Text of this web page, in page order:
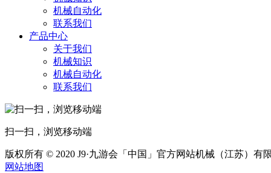
机械自动化
联系我们
产品中心
关于我们
机械知识
机械自动化
联系我们
扫一扫，浏览移动端
版权所有 © 2020 J9·九游会「中国」官方网站机械（江苏）有
网站地图